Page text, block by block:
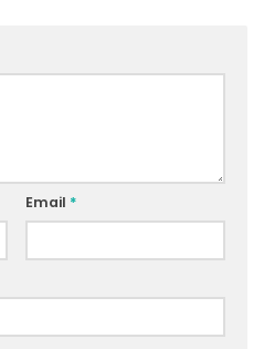
Email *